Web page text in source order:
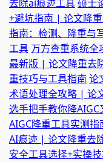
去除ai痕迹工具硕士
+避坑指南 | 论文降
指南：检测、降重与
工具 万方查重系统
最新版 | 论文降重去
重技巧与工具指南 论
术语处理全攻略 | 论
选手把手教你降
AIGC降重工具实测
AI痕迹 | 论文降重去
安全工具选择+实操